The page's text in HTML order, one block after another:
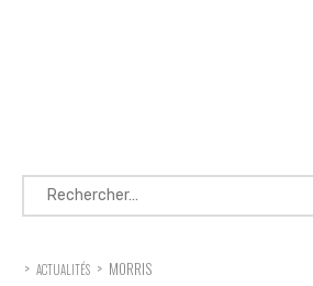
Rechercher :
> ACTUALITÉS > MORRIS